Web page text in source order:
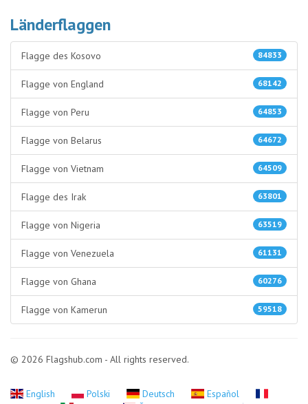
Länderflaggen
84833
Flagge des Kosovo
68142
Flagge von England
64853
Flagge von Peru
64672
Flagge von Belarus
64509
Flagge von Vietnam
63801
Flagge des Irak
63519
Flagge von Nigeria
61131
Flagge von Venezuela
60276
Flagge von Ghana
59518
Flagge von Kamerun
© 2026 Flagshub.com - All rights reserved.
English Polski Deutsch
Español